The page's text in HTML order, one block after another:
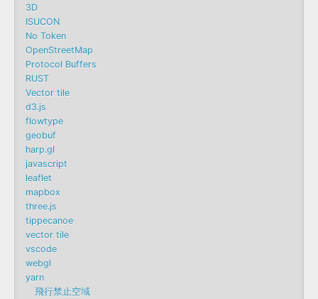
3D
ISUCON
No Token
OpenStreetMap
Protocol Buffers
RUST
Vector tile
d3.js
flowtype
geobuf
harp.gl
javascript
leaflet
mapbox
three.js
tippecanoe
vector tile
vscode
webgl
yarn
飛行禁止空域